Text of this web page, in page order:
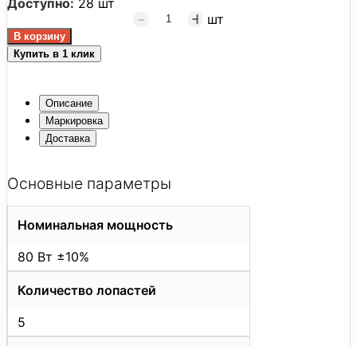
Доступно: 28 шт
шт
Купить в 1 клик
Описание
Маркировка
Доставка
Основные параметры
Номинальная мощность
80 Вт ±10%
Количество лопастей
5